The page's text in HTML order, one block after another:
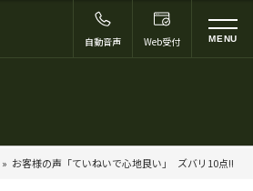
» お客様の声「ていねいで心地良い｣ ズバリ10点!!
自動音声 Web受付 MENU